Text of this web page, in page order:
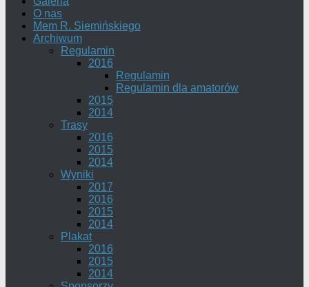
O nas
Mem R. Siemińskiego
Archiwum
Regulamin
2016
Regulamin
Regulamin dla amatorów
2015
2014
Trasy
2016
2015
2014
Wyniki
2017
2016
2015
2014
Plakat
2016
2015
2014